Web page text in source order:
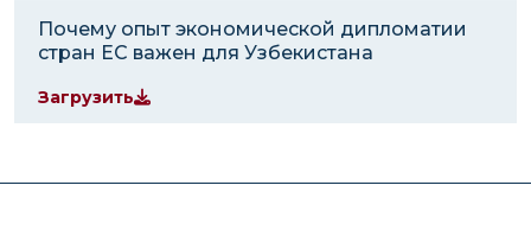
Почему опыт экономической дипломатии
стран ЕС важен для Узбекистана
Загрузить